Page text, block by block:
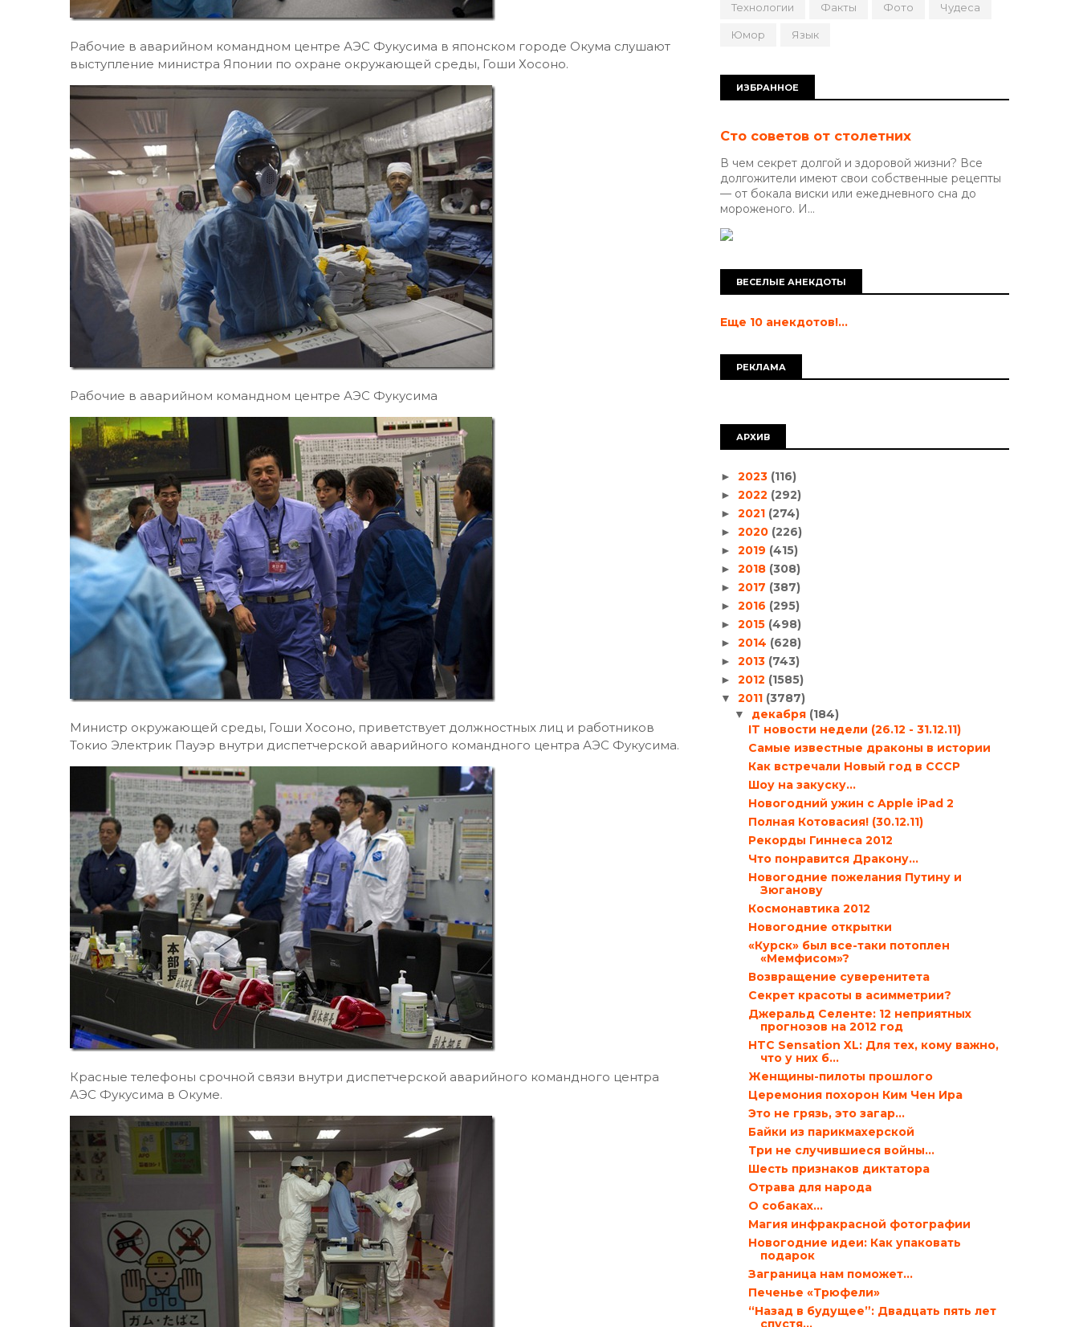
Рабочие в аварийном командном центре АЭС Фукусима в японском городе Окума слушают
выступление министра Японии по охране окружающей среды, Гоши Хосоно.
Рабочие в аварийном командном центре АЭС Фукусима
Министр окружающей среды, Гоши Хосоно, приветствует должностных лиц и работников
Токио Электрик Пауэр внутри диспетчерской аварийного командного центра АЭС Фукусима.
Красные телефоны срочной связи внутри диспетчерской аварийного командного центра
АЭС Фукусима в Окуме.
Технологии Факты Фото Чудеса
Юмор Язык
ИЗБРАННОЕ
Сто советов от столетних
В чем секрет долгой и здоровой жизни? Все
долгожители имеют свои собственные рецепты
— от бокала виски или ежедневного сна до
мороженого. И...
ВЕСЕЛЫЕ АНЕКДОТЫ
Еще 10 анекдотов!...
РЕКЛАМА
АРХИВ
► 2023 (116)
► 2022 (292)
► 2021 (274)
► 2020 (226)
► 2019 (415)
► 2018 (308)
► 2017 (387)
► 2016 (295)
► 2015 (498)
► 2014 (628)
► 2013 (743)
► 2012 (1585)
▼ 2011 (3787)
▼ декабря (184)
IT новости недели (26.12 - 31.12.11)
Самые известные драконы в истории
Как встречали Новый год в СССР
Шоу на закуску…
Новогодний ужин с Apple iPad 2
Полная Котовасия! (30.12.11)
Рекорды Гиннеса 2012
Что понравится Дракону…
Новогодние пожелания Путину и
Зюганову
Космонавтика 2012
Новогодние открытки
«Курск» был все-таки потоплен
«Мемфисом»?
Возвращение суверенитета
Секрет красоты в асимметрии?
Джеральд Селенте: 12 неприятных
прогнозов на 2012 год
HTC Sensation XL: Для тех, кому важно,
что у них б...
Женщины-пилоты прошлого
Церемония похорон Ким Чен Ира
Это не грязь, это загар…
Байки из парикмахерской
Три не случившиеся войны…
Шесть признаков диктатора
Отрава для народа
О собаках…
Магия инфракрасной фотографии
Новогодние идеи: Как упаковать
подарок
Заграница нам поможет…
Печенье «Трюфели»
“Назад в будущее”: Двадцать пять лет
спустя…